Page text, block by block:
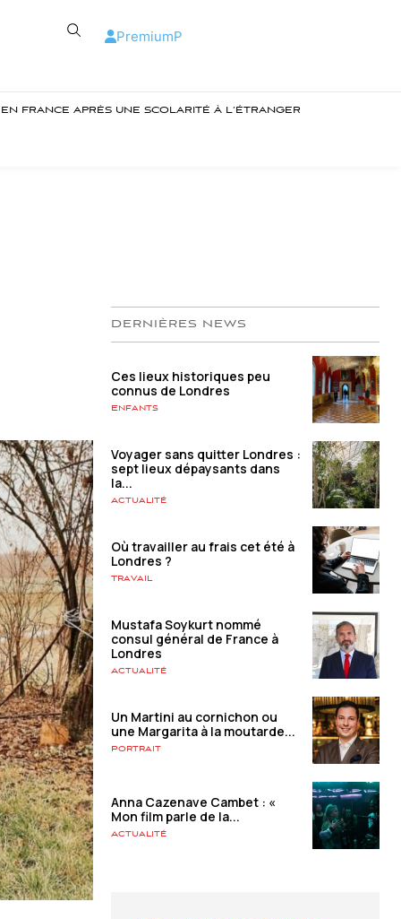
PremiumP
FRANCE APRÈS UNE SCOLARITÉ À L’ÉTRANGER
DERNIÈRES NEWS
Ces lieux historiques peu
connus de Londres
Enfants
Voyager sans quitter Londres :
sept lieux dépaysants dans
la...
Actualité
Où travailler au frais cet été à
Londres ?
Travail
Mustafa Soykurt nommé
consul général de France à
Londres
Actualité
Un Martini au cornichon ou
une Margarita à la moutarde...
Portrait
Anna Cazenave Cambet : «
Mon film parle de la...
Actualité